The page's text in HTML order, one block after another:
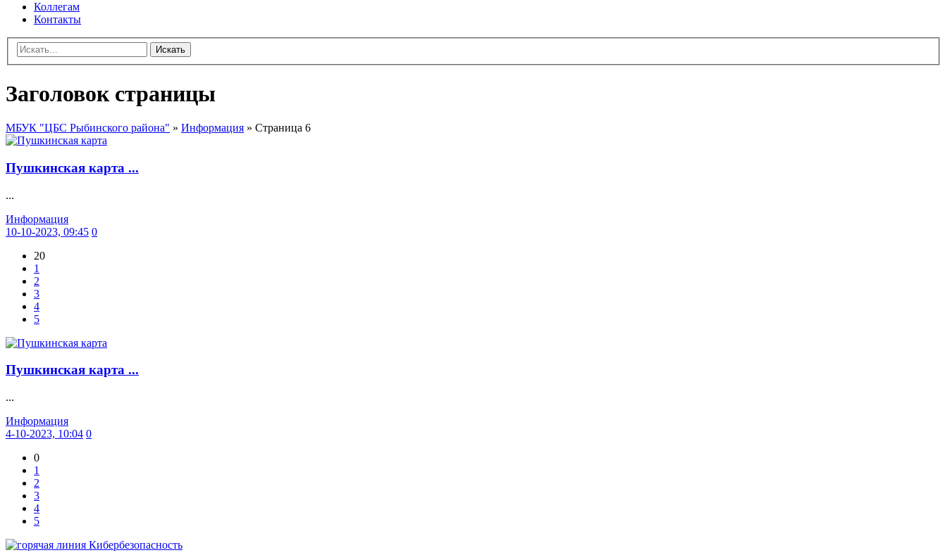
Коллегам
Контакты
Искать
Заголовок страницы
МБУК "ЦБС Рыбинского района" » Информация » Страница 6
Пушкинская карта ...
...
Информация
10-10-2023, 09:45 0
20
1
2
3
4
5
Пушкинская карта ...
...
Информация
4-10-2023, 10:04 0
0
1
2
3
4
5